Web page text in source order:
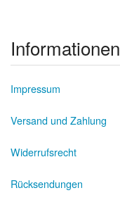
Informationen
Impressum
Versand und Zahlung
Widerrufsrecht
Rücksendungen